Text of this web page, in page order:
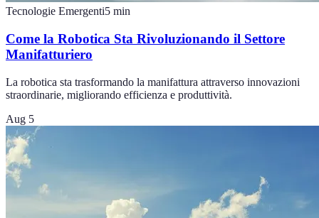
Tecnologie Emergenti5 min
Come la Robotica Sta Rivoluzionando il Settore
Manifatturiero
La robotica sta trasformando la manifattura attraverso innovazioni
straordinarie, migliorando efficienza e produttività.
Aug 5